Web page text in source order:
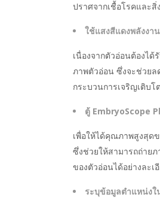
ปราศจากเชื้อโรคและสิ่
ใช้แสงสีแดงพลังงา
เนื่องจากตัวอ่อนต้องไ
ภาพตัวอ่อน ซึ่งจะช่วยล
กระบวนการเจริญเติบ
ตู้ EmbryoScope
เพื่อให้ได้คุณภาพสูงสุด
ซึ่งช่วยให้สามารถถ่ายภ
ของตัวอ่อนได้อย่างละ
ระบุข้อมูลตำแหน่งใ